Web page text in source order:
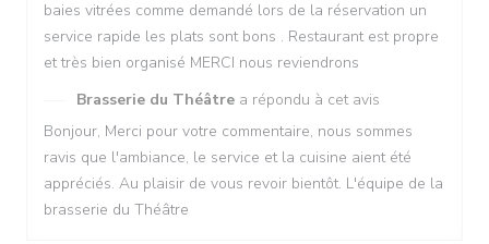
baies vitrées comme demandé lors de la réservation un
service rapide les plats sont bons . Restaurant est propre
et très bien organisé MERCI nous reviendrons
Brasserie du Théâtre a répondu à cet avis
Bonjour, Merci pour votre commentaire, nous sommes
ravis que l'ambiance, le service et la cuisine aient été
appréciés. Au plaisir de vous revoir bientôt. L'équipe de la
brasserie du Théâtre